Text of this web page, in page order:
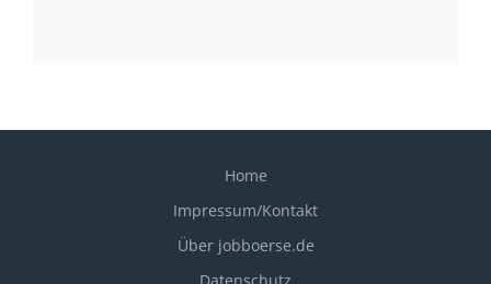
Home
Impressum/Kontakt
Über jobboerse.de